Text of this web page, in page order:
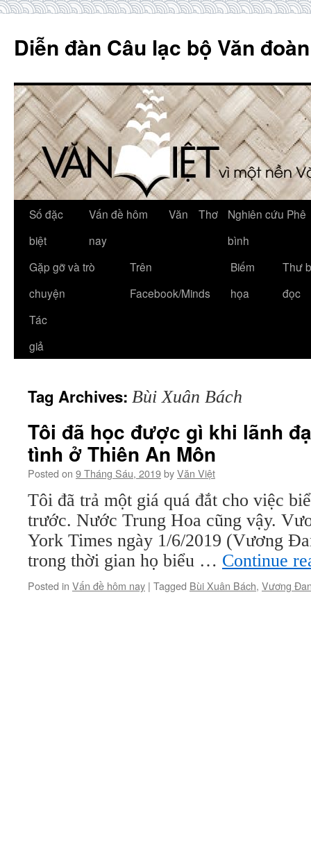
content
Diễn đàn Câu lạc bộ Văn
Số đặc
biệt
Vấn đề hôm
nay
Văn Thơ
Nghiên cứu Phê
bình
Gặp gỡ và trò
chuyện
Trên
Facebook/Minds
Biếm
họa
Thư
đọc
Tác
giả
Tag Archives: Bùi Xuân Bách
Tôi đã học được gì khi lãnh
tình ở Thiên An Môn
Posted on 9 Tháng Sáu, 2019byVăn Việt
Tôi đã trả một giá quá đắt cho việc
trước. Nước Trung Hoa cũng vậy.
York Times ngày 1/6/2019 (Vương
trong thời gian họ biểu … Continue
Posted in Vấn đề hôm nay | Tagged Bùi Xuân Bách, Vương